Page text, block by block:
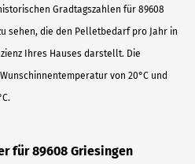
Gradtagszahlen für 89608
sehen, die den Pelletbedarf pro Jahr in
Ihres Hauses darstellt. Die
von 20°C und
für 89608 Griesingen